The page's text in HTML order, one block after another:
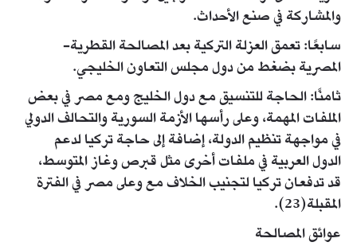
والمشاركة في صنع الأحداث.
سابعًا: تعمق العزلة التركية بعد المصالحة القطرية-
المصرية بضغط من دول مجلس التعاون الخليجي.
ثامنًا: الحاجة للتنسيق مع دول الخليج ومع مصر في بعض
الملفات المهمة، وعلى رأسها الأزمة السورية والتحالف الدولي
في مواجهة تنظيم الدولة، إضافة إلى حاجة تركيا لدعم
الدول العربية في ملفات أخرى مثل قبرص وغاز المتوسط،
قد تدفعان تركيا لتجنيب الخلاف مع وعلى مصر في الفترة
المقبلة(23).
عوائق المصالحة